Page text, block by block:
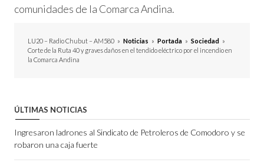
comunidades de la Comarca Andina.
LU20 – Radio Chubut – AM580 » Noticias » Portada » Sociedad »
Corte de la Ruta 40 y graves daños en el tendido eléctrico por el incendio en
la Comarca Andina
ÚLTIMAS NOTICIAS
Ingresaron ladrones al Sindicato de Petroleros de Comodoro y se
robaron una caja fuerte